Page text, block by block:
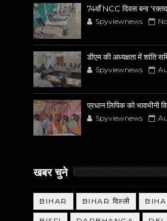
74वाँ NCC दिवस बना
Spyviewnews
डीएम की अध्यक्षता में शांति
Spyviewnews
प्रधान लिपिक को भावभीनी
Spyviewnews
खबर चुने
BIHAR BIHAR दिल्ली